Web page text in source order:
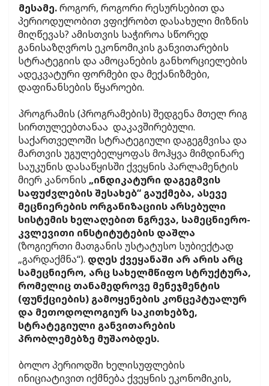
მესამე.როგორ, როგორი რესურსებით და
პერიოდულობით ვფიქრობთ დასახული მიზნის
მიღწევას? ამისთვის საჭიროა სწორედ
განისაზღვროს ეკონომიკის განვითარების
სტრატეგიის და ამოცანების განხორციელების
ადეკვატური ფორმები და მექანიზმები,
დაფინანსების წყაროები.
პროგრამის (პროგრამების) შედგენა მთელ რიგ
სირთულეებთანაა დაკავშირებული.
საქართველოში სტრატეგიული დაგეგმვისა და
მართვის უგულებელყოფას მოჰყვა მიმდინარე
საუკუნის დასაწყისში ქვეყნის პარლამენტის
მიერ კანონის „ინდიკატური დაგეგმვის
საფუძვლების შესახებ“ გაუქმება, ასევე
მეცნიერების ორგანიზაციის არსებული
სისტემის ხელაღებით ნგრევა, სამეცნიერო-
კვლევითი ინსტიტუტების დაშლა
(ზოგიერთი მათგანის უსტატუსო სუბიექტად
„გარდაქმნა“). დღეს ქვეყანაში არ არის არც
სამეცნიერო, არც სახელმწიფო სტრუქტურა,
რომელიც თანამედროვე მენეჯმენტის
(ფუნქციების) გამოყენების კონცეპტუალურ
და მეთოდოლოგიურ საკითხებზე,
სტრატეგიული განვითარების
პრობლემებზე მუშაობდეს.
ბოლო პერიოდში ხელისუფლების
ინიციატივით იქმნება ქვეყნის ეკონომიკის,